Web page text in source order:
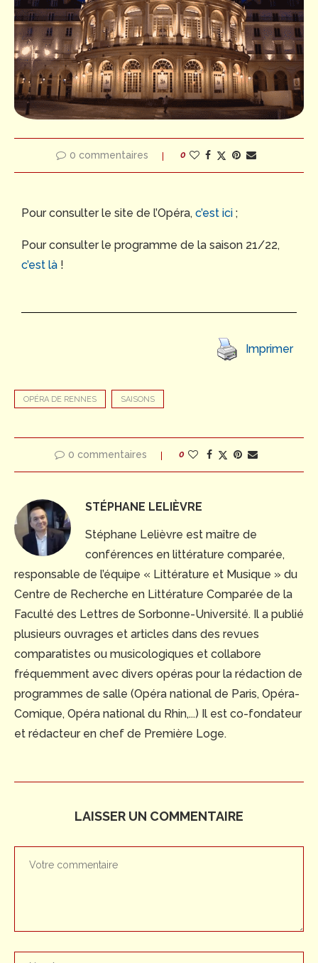
0 commentaires 0
Pour consulter le site de l’Opéra, c’est ici ;
Pour consulter le programme de la saison 21/22,
c’est là !
Imprimer
OPÉRA DE RENNES SAISONS
0 commentaires 0
STÉPHANE LELIÈVRE
Stéphane Lelièvre est maître de
conférences en littérature comparée,
responsable de l’équipe « Littérature et Musique » du
Centre de Recherche en Littérature Comparée de la
Faculté des Lettres de Sorbonne-Université. Il a publié
plusieurs ouvrages et articles dans des revues
comparatistes ou musicologiques et collabore
fréquemment avec divers opéras pour la rédaction de
programmes de salle (Opéra national de Paris, Opéra-
Comique, Opéra national du Rhin,...) Il est co-fondateur
et rédacteur en chef de Première Loge.
LAISSER UN COMMENTAIRE